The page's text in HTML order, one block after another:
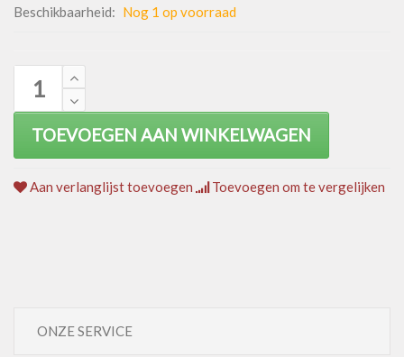
Beschikbaarheid: Nog 1 op voorraad
TOEVOEGEN AAN WINKELWAGEN
Aan verlanglijst toevoegen Toevoegen om te vergelijken
ONZE SERVICE